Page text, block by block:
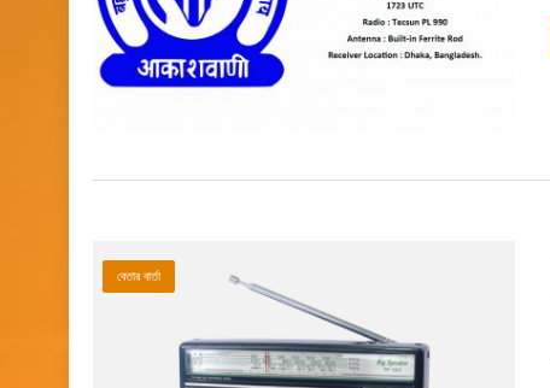
বেতার বার্তা